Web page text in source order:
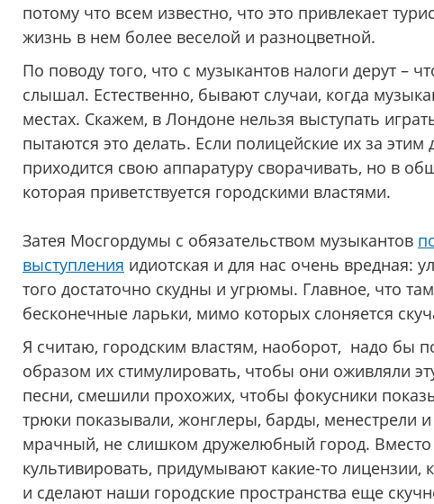
потому что всем известно, что это привлекает
жизнь в нем более веселой и разноцветной.
По поводу того, что с музыкантов налоги дерут –
слышал. Естественно, бывают случаи, когда
местах. Скажем, в Лондоне нельзя выступать
пытаются это делать. Если полицейские их за этим
приходится свою аппаратуру сворачивать, но в
которая приветствуется городскими властями.
Затея Мосгордумы с обязательством музыкантов
выступления идиотская и для нас очень вредная:
того достаточно скудны и угрюмы. Главное, что
бесконечные ларьки, мимо которых слоняется
Я считаю, городским властям, наоборот, надо бы
образом их стимулировать, чтобы они оживляли
песни, смешили прохожих, чтобы фокусники
трюки показывали, жонглеры, барды, менестрели
мрачный, не слишком дружелюбный город. Вместо
культивировать, придумывают какие-то
и сделают наши городские пространства еще